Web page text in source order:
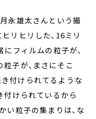
永雄太さんという撮
リヒリした、16ミリ
にフィルムの粒子が、
子が、まさにそこ
付けられてるような
付けられているから
い粒子の集まりは、な